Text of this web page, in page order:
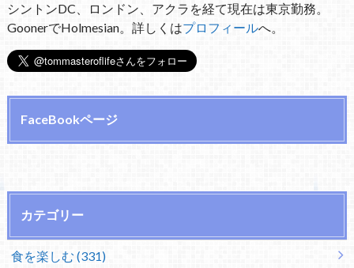
シントンDC、ロンドン、アクラを経て現在は東京勤務。
GoonerでHolmesian。詳しくはプロフィールへ。
FaceBookページ
カテゴリー
食を楽しむ (331)